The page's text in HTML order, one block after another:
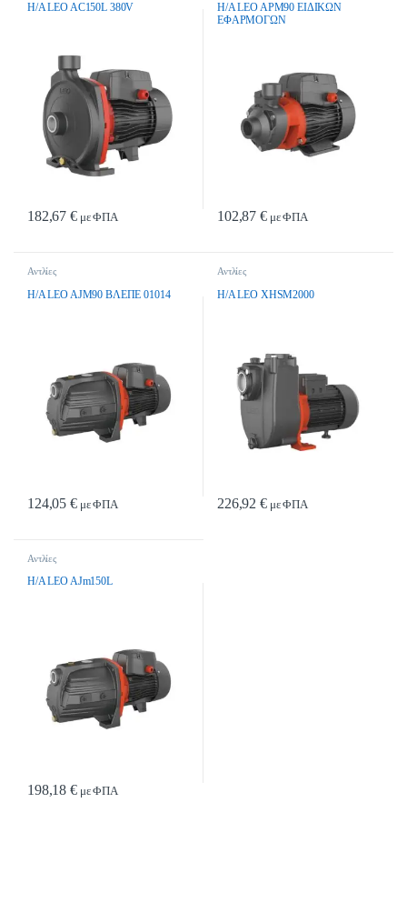
H/A LEO AC150L 380V
182,67€με ΦΠΑ
H/A LEO APM90 EIΔIKΩN
EΦAPMOΓΩN
102,87€με ΦΠΑ
Αντλίες
H/A LEO AJM90 BΛEΠE 01014
124,05€με ΦΠΑ
Αντλίες
H/A LEO XHSM2000
226,92€με ΦΠΑ
Αντλίες
H/A LEO AJm150L
198,18€με ΦΠΑ